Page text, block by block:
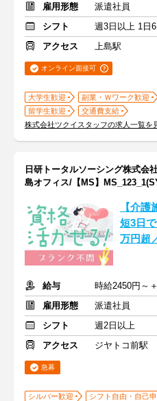
雇用形態
派遣社員
シフト
週3日以上 1日
アクセス
上島駅
オンライン面接可
大学生歓迎 副業・Ｗワーク歓迎
留学生歓迎
交通費支給
株式会社ツクイスタッフの求人一覧を
日研トータルソーシング株式
島オフィス/【MS】
【介
短3日
万円超
給与
時給2450円～
雇用形態
派遣社員
シフト
週2日以上
アクセス
ジヤトコ前駅
急募
シルバー歓迎 シフト自由・自己